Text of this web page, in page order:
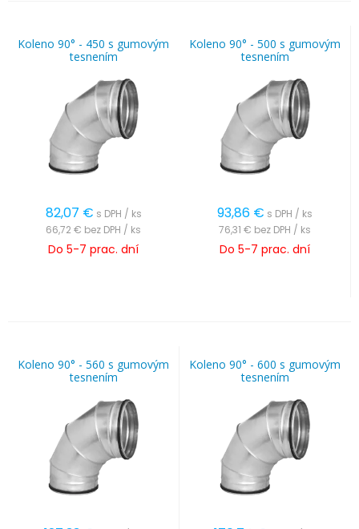
Koleno 90° - 450 s gumovým
tesnením
82,07 € s DPH / ks
66,72 € bez DPH / ks
Do 5-7 prac. dní
Koleno 90° - 500 s gumovým
tesnením
93,86 € s DPH / ks
76,31 € bez DPH / ks
Do 5-7 prac. dní
Koleno 90° - 560 s gumovým
tesnením
Koleno 90° - 600 s gumovým
tesnením